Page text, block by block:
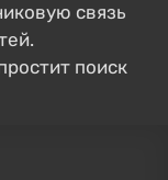
связь
поиск